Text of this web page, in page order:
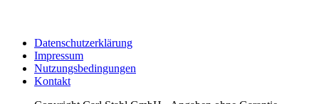
Datenschutzerklärung
Impressum
Nutzungsbedingungen
Kontakt